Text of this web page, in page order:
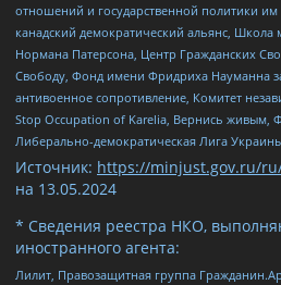
отношений и государственной политики
канадский демократический альянс,
Нормана Патерсона, Центр Гражданских
Свободу, Фонд имени Фридриха Науманна
антивоенное сопротивление, Комитет
Stop Occupation of Karelia, Вернись живым,
Либерально-демократическая Лига
Источник: https://minjust.gov.ru/
на 13.05.2024
* Сведения реестра НКО,
иностранного агента:
Лилит, Правозащитная группа